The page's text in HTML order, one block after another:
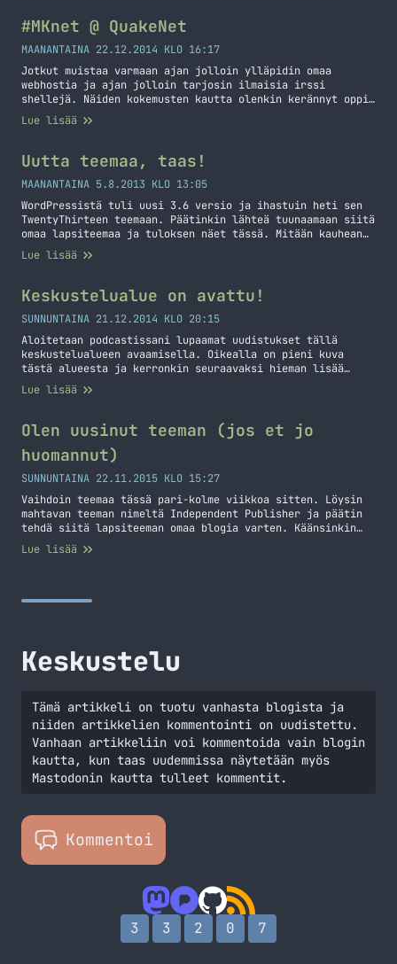
#MKnet @ QuakeNet
MAANANTAINA 22.12.2014 KLO 16:17
Jotkut muistaa varmaan ajan jolloin ylläpidin omaa
webhostia ja ajan jolloin tarjosin ilmaisia irssi
shellejä. Näiden kokemusten kautta olenkin kerännyt oppia
ja tietoa itselleni tätä päivää varten. Nämä ilmaiset
projektit ovat mahdollistaneet sellaisen oppimisen mihin
tämä alku teille kaikille ilmaisena vinkkinä: Säätäkää,
kokeilkaa ja yrittäkää! Takaisin otsikon mukaiseen… Jatka
lukemista #MKnet @ QuakeNet
Lue lisää
Uutta teemaa, taas!
MAANANTAINA 5.8.2013 KLO 13:05
WordPressistä tuli uusi 3.6 versio ja ihastuin heti sen
TwentyThirteen teemaan. Päätinkin lähteä tuunaamaan siitä
omaa lapsiteemaa ja tuloksen näet tässä. Mitään kauhean
dramaattista en ole vielä tehnyt ja headeria tulen
tuunaamaan enemmänkin kunhan keksin millaiseksi haluan
mielestäni liian vähän. Otin myös kasan lisäosia pois
päältä ja… Jatka lukemista Uutta teemaa, taas!
Lue lisää
Keskustelualue on avattu!
SUNNUNTAINA 21.12.2014 KLO 20:15
Aloitetaan podcastissani lupaamat uudistukset tällä
keskustelualueen avaamisella. Oikealla on pieni kuva
tästä alueesta ja kerronkin seuraavaksi hieman lisää
tästä keskustelualueesta ja mitä kaikkea onkaan säädetty.
Ensinnäkin tuo on rakennettu maksullisen XenForon päälle.
hyötykäyttöön tämän sivuston kautta. Tuossa lisenssissä
on myös kiinni yksi resurssinhallinnan palikka ja
tulenkin sinne laittamaan… Jatka lukemista Keskustelualue
Lue lisää
Olen uusinut teeman (jos et jo
huomannut)
SUNNUNTAINA 22.11.2015 KLO 15:27
Vaihdoin teemaa tässä pari-kolme viikkoa sitten. Löysin
mahtavan teeman nimeltä Independent Publisher ja päätin
tehdä siitä lapsiteeman omaa blogia varten. Käänsinkin
osittain tämän jo suomeksi aiemmin tällä viikolla ja tein
pientä tuunausta sinne sun tänne. Tänään tein vielä lisää
isoin muutos… Jatka lukemista Olen uusinut teeman (jos et
Lue lisää
Keskustelu
Tämä artikkeli on tuotu vanhasta blogista ja
niiden artikkelien kommentointi on uudistettu.
Vanhaan artikkeliin voi kommentoida vain blogin
kautta, kun taas uudemmissa näytetään myös
Mastodonin kautta tulleet kommentit.
Kommentoi
3 3 2 0 7